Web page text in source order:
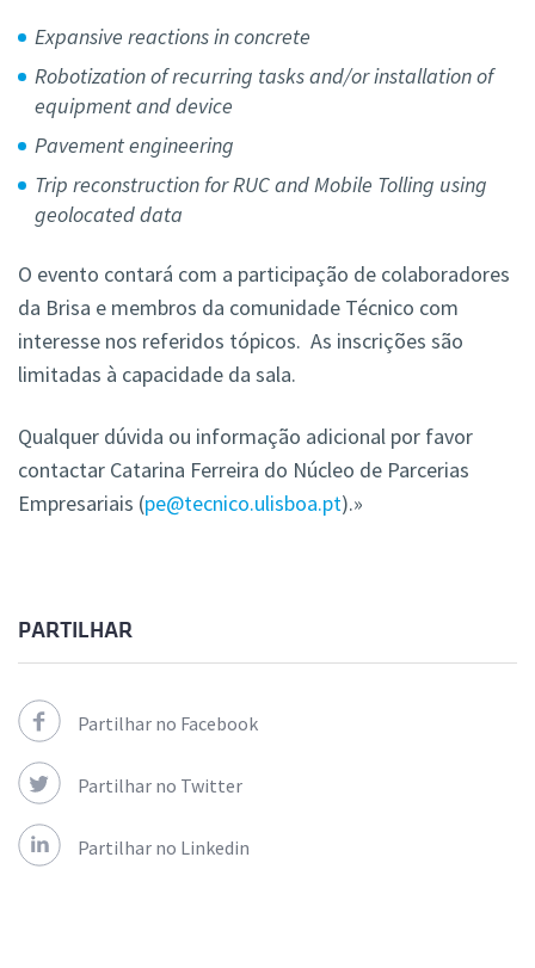
Expansive reactions in concrete
Robotization of recurring tasks and/or installation of
equipment and device
Pavement engineering
Trip reconstruction for RUC and Mobile Tolling using
geolocated data
O evento contará com a participação de colaboradores
da Brisa e membros da comunidade Técnico com
interesse nos referidos tópicos. As inscrições são
limitadas à capacidade da sala.
Qualquer dúvida ou informação adicional por favor
contactar Catarina Ferreira do Núcleo de Parcerias
Empresariais (pe@tecnico.ulisboa.pt).»
PARTILHAR
Partilhar no Facebook
Partilhar no Twitter
Partilhar no Linkedin